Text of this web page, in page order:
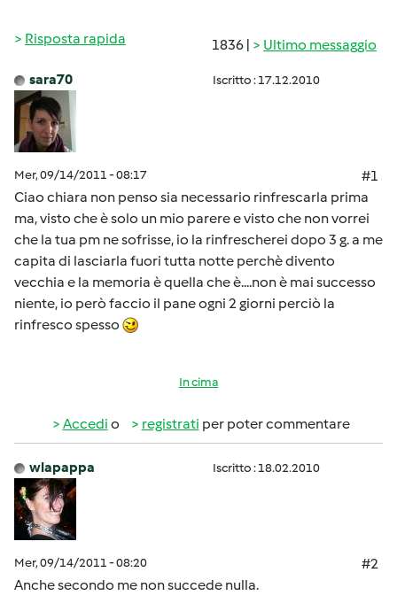
1836 | Ultimo messaggio
Risposta rapida
sara70 Iscritto : 17.12.2010
Mer, 09/14/2011 - 08:17
#1
Ciao chiara non penso sia necessario rinfrescarla prima
ma, visto che è solo un mio parere e visto che non vorrei
che la tua pm ne sofrisse, io la rinfrescherei dopo 3 g. a me
capita di lasciarla fuori tutta notte perchè divento
vecchia e la memoria è quella che è....non è mai successo
niente, io però faccio il pane ogni 2 giorni perciò la
rinfresco spesso
In cima
Accedi o registrati per poter commentare
wlapappa Iscritto : 18.02.2010
Mer, 09/14/2011 - 08:20
#2
Anche secondo me non succede nulla.